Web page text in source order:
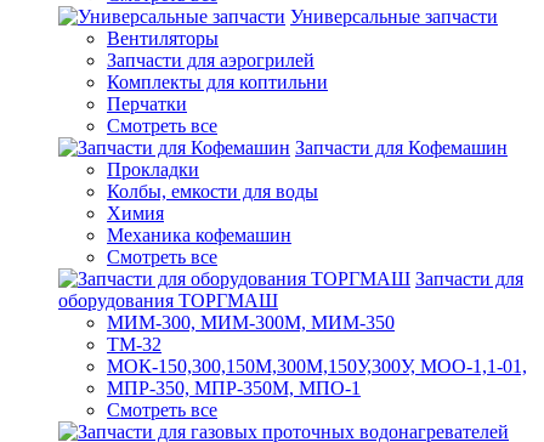
Универсальные запчасти
Вентиляторы
Запчасти для аэрогрилей
Комплекты для коптильни
Перчатки
Смотреть все
Запчасти для Кофемашин
Прокладки
Колбы, емкости для воды
Химия
Механика кофемашин
Смотреть все
Запчасти для
оборудования ТОРГМАШ
МИМ-300, МИМ-300М, МИМ-350
ТМ-32
МОК-150,300,150М,300М,150У,300У, МОО-1,1-01,
МПР-350, МПР-350М, МПО-1
Смотреть все